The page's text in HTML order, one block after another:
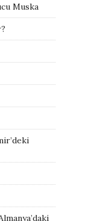
Muska